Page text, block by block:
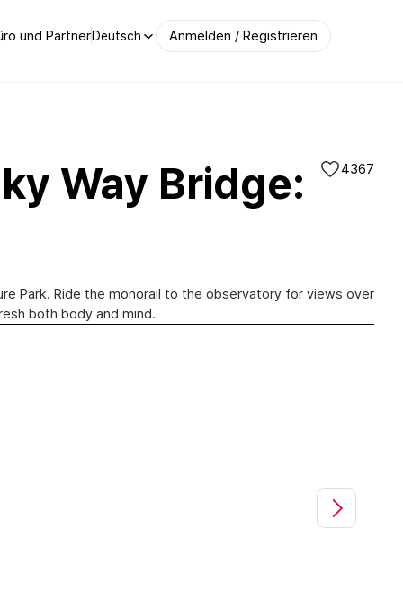
und PartnerDeutsch Anmelden / Registrieren
Way Bridge: 4367
Park. Ride the monorail to the observatory for views over
both body and mind.
은하수교(Milky Way Bridge)|@철원군청제공